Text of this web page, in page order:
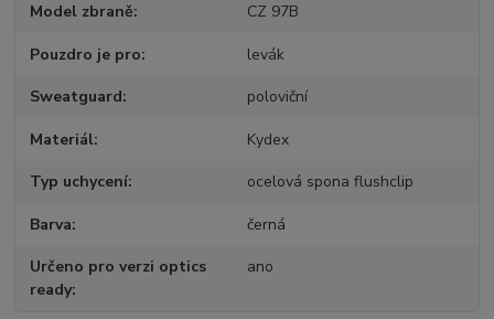
Model zbraně CZ 97B
Pouzdro je pro levák
Sweatguard poloviční
Materiál Kydex
Typ uchycení ocelová spona flushclip
Barva černá
Určeno pro verzi optics
ready
ano